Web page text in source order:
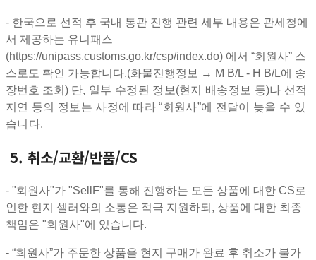
- 한국으로 선적 후 국내 통관 진행 관련 세부 내용은 관세청에
서 제공하는 유니패스
(https://unipass.customs.go.kr/csp/index.do) 에서 “회원사” 스
스로도 확인 가능합니다.(화물진행정보 → M B/L - H B/L에 송
장번호 조회) 단, 일부 수정된 정보(현지 배송정보 등)나 선적
지연 등의 정보는 사정에 따라 “회원사”에 전달이 늦을 수 있
습니다.
5. 취소/교환/반품/CS
- "회원사"가 "SellF"를 통해 진행하는 모든 상품에 대한 CS로
인한 현지 셀러와의 소통은 적극 지원하되, 상품에 대한 최종
책임은 "회원사"에 있습니다.
- “회원사”가 주문한 상품을 현지 구매가 완료 후 취소가 불가